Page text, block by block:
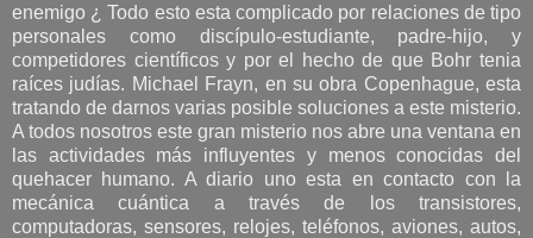
enemigo ¿ Todo esto esta complicado por relaciones de tipo
personales como discípulo-estudiante, padre-hijo, y
competidores científicos y por el hecho de que Bohr tenia
raíces judías. Michael Frayn, en su obra Copenhague, esta
tratando de darnos varias posible soluciones a este misterio.
A todos nosotros este gran misterio nos abre una ventana en
las actividades más influyentes y menos conocidas del
quehacer humano. A diario uno esta en contacto con la
mecánica cuántica a través de los transistores,
computadoras, sensores, relojes, teléfonos, aviones, autos,